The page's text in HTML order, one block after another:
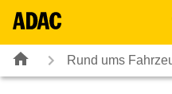
Rund ums